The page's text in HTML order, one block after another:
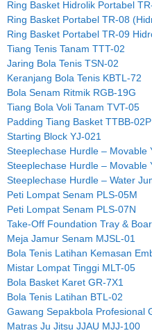
Ring Basket Hidrolik Portabel
Ring Basket Portabel TR-08
Ring Basket Portabel TR-09
Tiang Tenis Tanam TTT-02
Jaring Bola Tenis TSN-02
Keranjang Bola Tenis KBTL-72
Bola Senam Ritmik RGB-19G
Tiang Bola Voli Tanam TVT-05
Padding Tiang Basket TTBB-02P
Starting Block YJ-021
Steeplechase Hurdle – Movable
Steeplechase Hurdle – Movable
Steeplechase Hurdle – Water
Peti Lompat Senam PLS-05M
Peti Lompat Senam PLS-07N
Take-Off Foundation Tray &
Meja Jamur Senam MJSL-01
Bola Tenis Latihan Kemasan
Mistar Lompat Tinggi MLT-05
Bola Basket Karet GR-7X1
Bola Tenis Latihan BTL-02
Gawang Sepakbola Profesional
Matras Ju Jitsu JJAU MJJ-100